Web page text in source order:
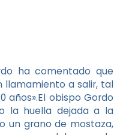
ha comentado que
llamamiento a salir, tal
obispo Gordo
la huella dejada a la
un grano de mostaza,